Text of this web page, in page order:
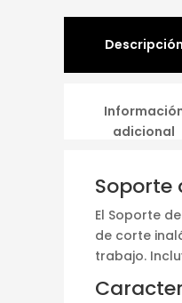
Descripción
adicional
El Soporte
de corte
trabajo.